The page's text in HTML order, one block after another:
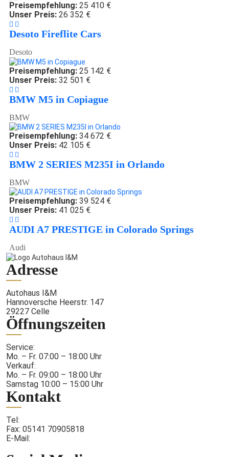
Preisempfehlung: 25 410 €
Unser Preis: 26 352 €
Desoto Fireflite Cars
Desoto
Preisempfehlung: 25 142 €
Unser Preis: 32 501 €
BMW M5 in Copiague
BMW
Preisempfehlung: 34 672 €
Unser Preis: 42 105 €
BMW 2 SERIES M235I in Orlando
BMW
Preisempfehlung: 39 524 €
Unser Preis: 41 025 €
AUDI A7 PRESTIGE in Colorado Springs
Audi
Adresse
Autohaus I&M
Hannoversche Heerstr. 147
29227 Celle
Öffnungszeiten
Service:
Mo. – Fr. 07:00 – 18:00 Uhr
Verkauf:
Mo. – Fr. 09:00 – 18:00 Uhr
Samstag 10:00 – 15:00 Uhr
Kontakt
Tel:
Fax: 05141 70905818
E-Mail: